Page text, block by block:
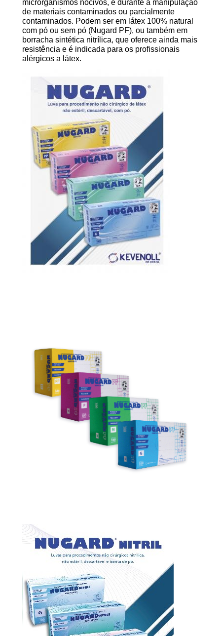
microrganismos nocivos, e durante a manipulação
de materiais contaminados ou parcialmente
contaminados. Podem ser em látex 100% natural
com pó ou sem pó (Nugard PF), ou também em
borracha sintética nitrílica, que oferece ainda mais
resistência e é indicada para os profissionais
alérgicos a látex.